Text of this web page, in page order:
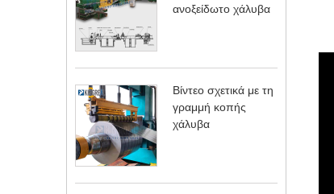
ανοξείδωτο χάλυβα
Βίντεο σχετικά με τη
γραμμή κοπής
χάλυβα